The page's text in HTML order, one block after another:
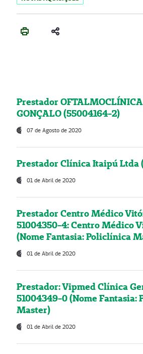
Prestador
GONÇALO (55004164-2)
07 de Agosto de 2020
Prestador Clínica Itaipú Ltda
01 de Abril de 2020
Prestador Centro Médico
51004350-4: Centro Médico
(Nome Fantasia: Policlínica
01 de Abril de 2020
Prestador: Vipmed Clínica
51004349-0 (Nome Fantasia:
Master)
01 de Abril de 2020